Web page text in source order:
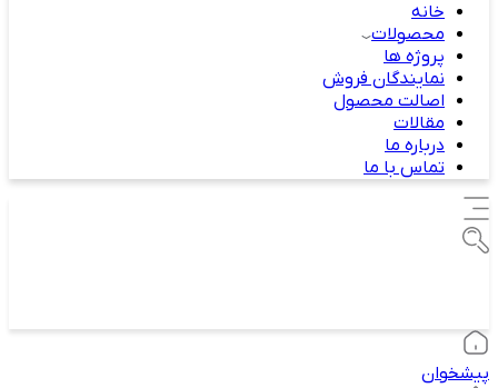
خانه
محصولات
پروژه ها
نمایندگان فروش
اصالت محصول
مقالات
درباره ما
تماس با ما
پیشخوان